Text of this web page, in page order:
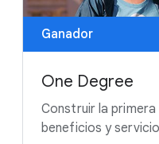
Ganador
One Degree
Construir la
beneficios y